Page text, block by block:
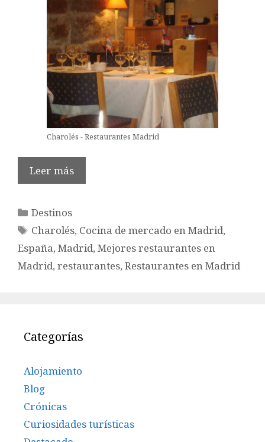
Charolés - Restaurantes Madrid
Leer más
Categorías
Destinos
Etiquetas
Charolés, Cocina de mercado en Madrid,
España, Madrid, Mejores restaurantes en
Madrid, restaurantes, Restaurantes en Madrid
Categorías
Alojamiento
Blog
Crónicas
Curiosidades turísticas